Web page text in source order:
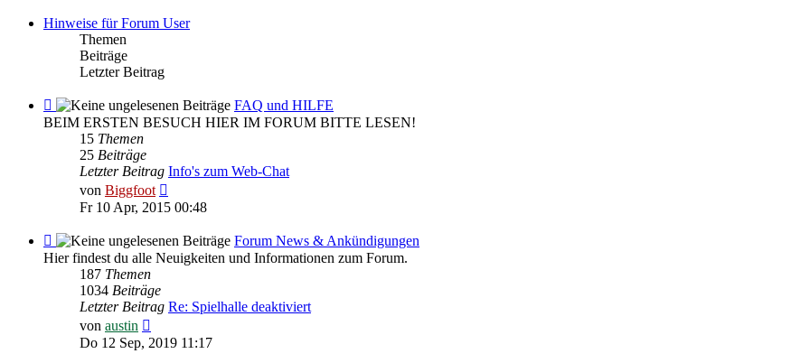
Hinweise für Forum User
Themen
Beiträge
Letzter Beitrag
Feed
-
HILFE
FAQ und HILFE
BEIM ERSTEN BESUCH HIER IM FORUM BITTE LESEN!
15 Themen
25 Beiträge
Letzter Beitrag Info's zum Web-Chat
von Biggfoot
Beitrag
Fr 10 Apr, 2015 00:48
Feed
-
Forum
News
Ankündigungen
Forum News & Ankündigungen
Hier findest du alle Neuigkeiten und Informationen zum Forum.
187 Themen
1034 Beiträge
Letzter Beitrag Re: Spielhalle deaktiviert
von austin
Beitrag
Do 12 Sep, 2019 11:17